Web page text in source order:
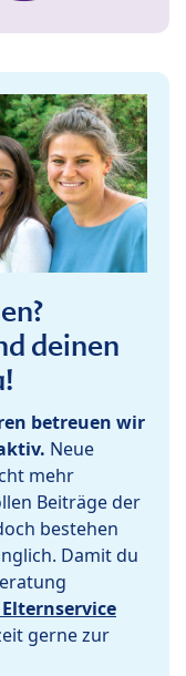
deinen
betreuen wir
Neue
mehr
Beiträge der
bestehen
Damit du
Elternservice
gerne zur